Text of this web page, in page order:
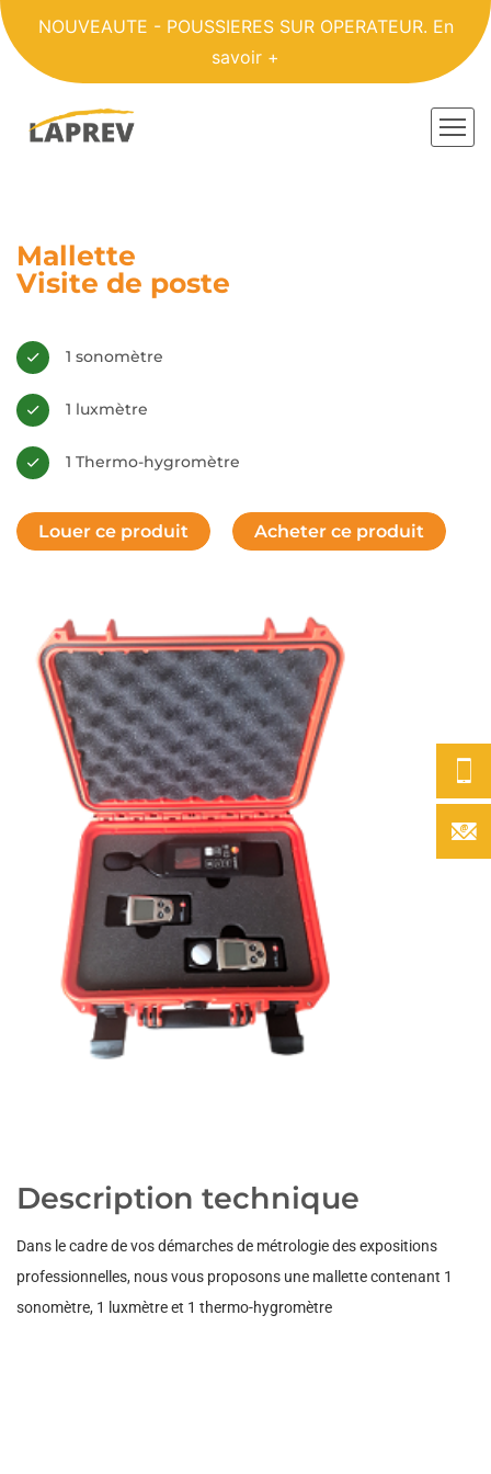
NOUVEAUTE - POUSSIERES SUR OPERATEUR. En
savoir +
Mallette
Visite de poste
1 sonomètre
1 luxmètre
1 Thermo-hygromètre
Description technique
Dans le cadre de vos démarches de métrologie des expositions
professionnelles, nous vous proposons une mallette contenant 1
sonomètre, 1 luxmètre et 1 thermo-hygromètre